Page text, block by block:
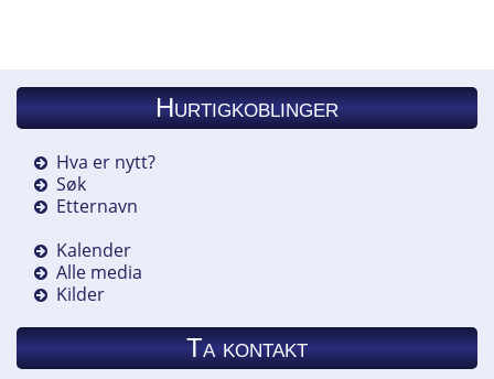
Hurtigkoblinger
Hva er nytt?
Søk
Etternavn
Kalender
Alle media
Kilder
Ta kontakt